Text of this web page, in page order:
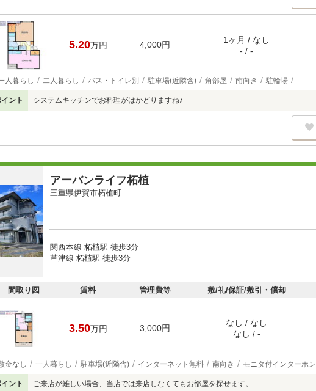
5.20万円 4,000円
1ヶ月 / なし
- / -
人暮らし 二人暮らし バス・トイレ別 駐車場(近隣含) 角部屋 南向き 駐輪場
ント システムキッチンでお料理がはかどりますね♪
アーバンライフ柘植
三重県伊賀市柘植町
関西本線 柘植駅 徒歩3分
草津線 柘植駅 徒歩3分
間取り図 賃料 管理費等 敷/礼/保証/敷引・償却
3.50万円 3,000円
なし / なし
なし / -
金なし 一人暮らし 駐車場(近隣含) インターネット無料 南向き モニタ付インターホン
ント ご来店が難しい場合、当店では来店しなくてもお部屋を探せます。